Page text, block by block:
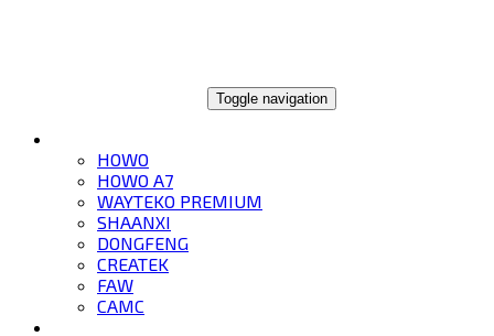
Toggle navigation
HOWO
HOWO A7
WAYTEKO PREMIUM
SHAANXI
DONGFENG
CREATEK
FAW
CAMC